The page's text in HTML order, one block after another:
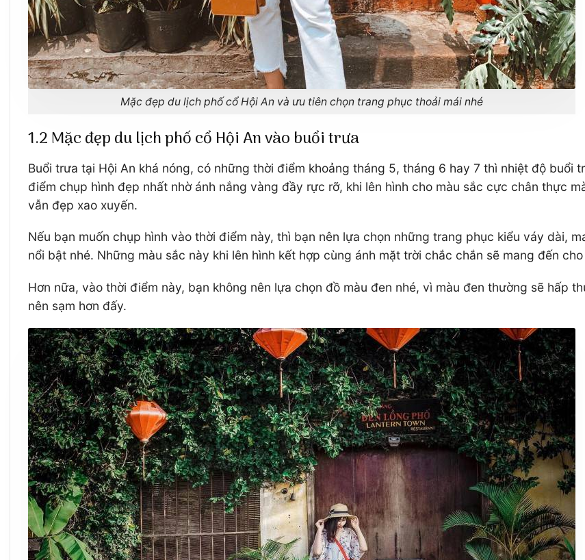
Mặc đẹp du lịch phố cổ Hội An và ưu tiên chọn trang phục thoải mái nhé
1.2 Mặc đẹp du lịch phố cổ Hội An vào buổi trưa
Buổi trưa tại Hội An khá nóng, có những thời điểm khoảng tháng 5, tháng 6 hay 7 thì nhiệt độ buổi
điểm chụp hình đẹp nhất nhờ ánh nắng vàng đầy rực rỡ, khi lên hình cho màu sắc cực chân thực
vẫn đẹp xao xuyến.
Nếu bạn muốn chụp hình vào thời điểm này, thì bạn nên lựa chọn những trang phục kiểu váy dài,
nổi bật nhé. Những màu sắc này khi lên hình kết hợp cùng ánh mặt trời chắc chắn sẽ mang đến
Hơn nữa, vào thời điểm này, bạn không nên lựa chọn đồ màu đen nhé, vì màu đen thường sẽ hấp
nên sạm hơn đấy.